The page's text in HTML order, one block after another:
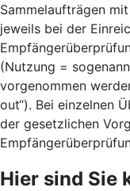
Sammelaufträgen
jeweils bei der
(Nutzung =
vorgenommen
out“). Bei einzelnen
der gesetzlichen
Hier sind Sie